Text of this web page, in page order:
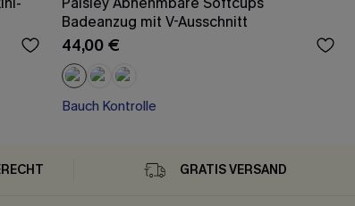
Badeanzug mit V-Ausschnitt
44,00 €
Bauch Kontrolle
GRATIS VERSAND